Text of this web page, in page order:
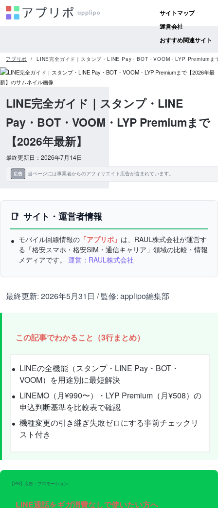
サイトマップ
運営会社
おすすめ関連サイト
アプリポ LINE完全ガイド｜スタンプ・LINE Pay・BOT・VOOM・LYP Premiumま
LINE完全ガイド｜スタンプ・LINE
Pay・BOT・VOOM・LYP Premiumまで
【2026年最新】
最終更新日：2026年7月14日
広告 当ページには事業者からのアフィリエイト広告が含まれています。
サイト・運営者情報
モバイル回線情報の 「アプリポ」 は、RAUL株式会社が運営す
る「格安スマホ・格安SIM・通信キャリア」領域の比較・情報
メディアです。 運営：RAUL株式会社
最終更新: 2026年5月31日 / 監修: applipo編集部
この記事でわかること（3行まとめ）
LINEの全機能（スタンプ・LINE Pay・BOT・
VOOM）を用途別に最短解決
LINEMO（月¥990〜）・LYP Premium（月¥508）の
申込判断基準を比較表で確認
機種変更の引き継ぎ失敗ゼロにする事前チェックリ
スト付き
【PR】広告・プロモーション
LINE通話をギガ消費なしで使いたい方へ